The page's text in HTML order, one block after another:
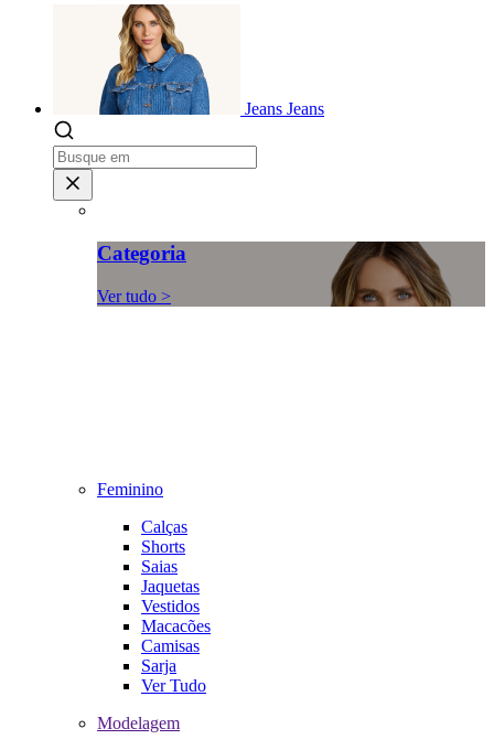
Jeans Jeans
Categoria
Ver tudo >
Feminino
Calças
Shorts
Saias
Jaquetas
Vestidos
Macacões
Camisas
Sarja
Ver Tudo
Modelagem